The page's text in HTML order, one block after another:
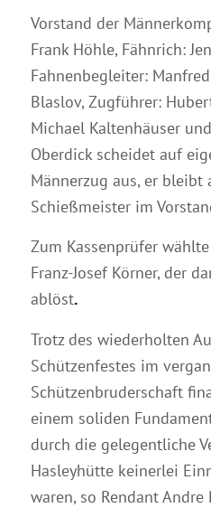
Vorstand der
Frank Höhle, Fähnrich:
Fahnenbegleiter:
Blaslov, Zugführer:
Michael Kaltenhäuser
Oberdick scheidet auf
Männerzug aus, er bleibt
Schießmeister im
Zum Kassenprüfer
Franz-Josef Körner, der
ablöst.
Trotz des wiederholten
Schützenfestes im
Schützenbruderschaft
einem soliden
durch die gelegentliche
Hasleyhütte keinerlei
waren, so Rendant